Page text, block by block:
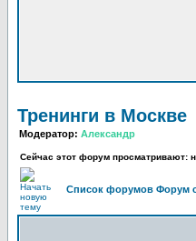
Тренинги в Москве
Модератор: Александр
Сейчас этот форум просматривают:
Список форумов Форум